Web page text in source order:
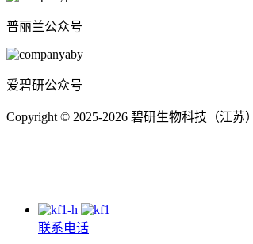
普丽兰公众号
爱碧研公众号
Copyright © 2025-2026 碧研生物科技（江
联系电话